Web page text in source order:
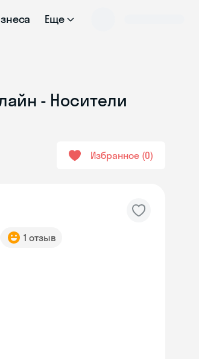
Еще
- Носители
Избранное 0
1 отзыв